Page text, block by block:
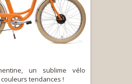
un sublime vélo
tendances !